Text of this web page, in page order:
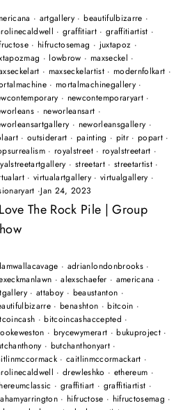
· artgallery ·beautifulbizarre ·
·graffitiart· graffitiartist ·
· hifructosemag · juxtapoz ·
· lowbrow · maxseckel ·
· maxseckelartist· modernfolkart ·
· mortalmachinegallery·
· newcontemporaryart·
· neworleansart ·
· neworleansgallery ·
·outsiderart · painting · pitr ·popart ·
· royalstreet· royalstreetart ·
· streetart· streetartist ·
·virtualartgallery· virtualgallery ·
·Jan 24, 2023
The Rock Pile | Group
· adrianlondonbrooks·
·alexschaefer · americana ·
·attaboy · beaustanton ·
·benashton ·bitcoin ·
·bitcoincashaccepted ·
· brycewymerart ·bukuproject·
· butchanthonyart·
·caitlinmccormackart ·
·drewleshko · ethereum ·
· graffitiart · graffitiartist ·
· hifructose · hifructosemag ·